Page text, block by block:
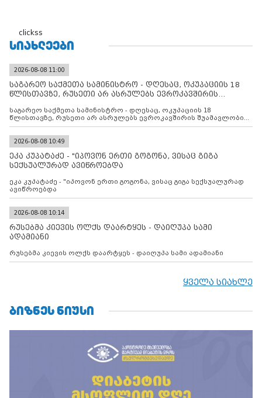
clickss
ᲡᲘᲐᲮᲚᲔᲔᲑᲘ
2026-08-08 11:00
საგარეო საქმეთა სამინისტრო - დღესაც, ოკუპაციის 18
წლისთავზე, რუსეთი არ ასრულებს ევროკავშირის
საგარეო საქმეთა სამინისტრო - დღესაც, ოკუპაციის 18
წლისთავზე, რუსეთი არ ასრულებს ევროკავშირის შუამავლობით
დადებულ 2008 წლის 12 აგვისტოს ცეცხლის შეწყვეტის
კონტროლს ოკუპირებულ რეგიონებში, აგრძელებს მათი
მილიტარიზაციის პროცესს და აქტიურად დგამს ნაბიჯებს მათი
ფაქტობრივი ანექსიისკენ
2026-08-08 10:49
ეკა კუპატაძე - "იპოვონ ერთი გოგონა, ვისაც გიგა
სექსუალურად ავიწროებდა
ეკა კუპატაძე - "იპოვონ ერთი გოგონა, ვისაც გიგა სექსუალურად
ავიწროებდა
2026-08-08 10:14
რუსებმა კიევის ოლქს დაარტყეს - დაიღუპა სამი
ადამიანი
რუსებმა კიევის ოლქს დაარტყეს - დაიღუპა სამი ადამიანი
ყველა სიახლე
ᲑᲘᲖᲜᲔᲡ ᲜᲘᲣᲡᲘ